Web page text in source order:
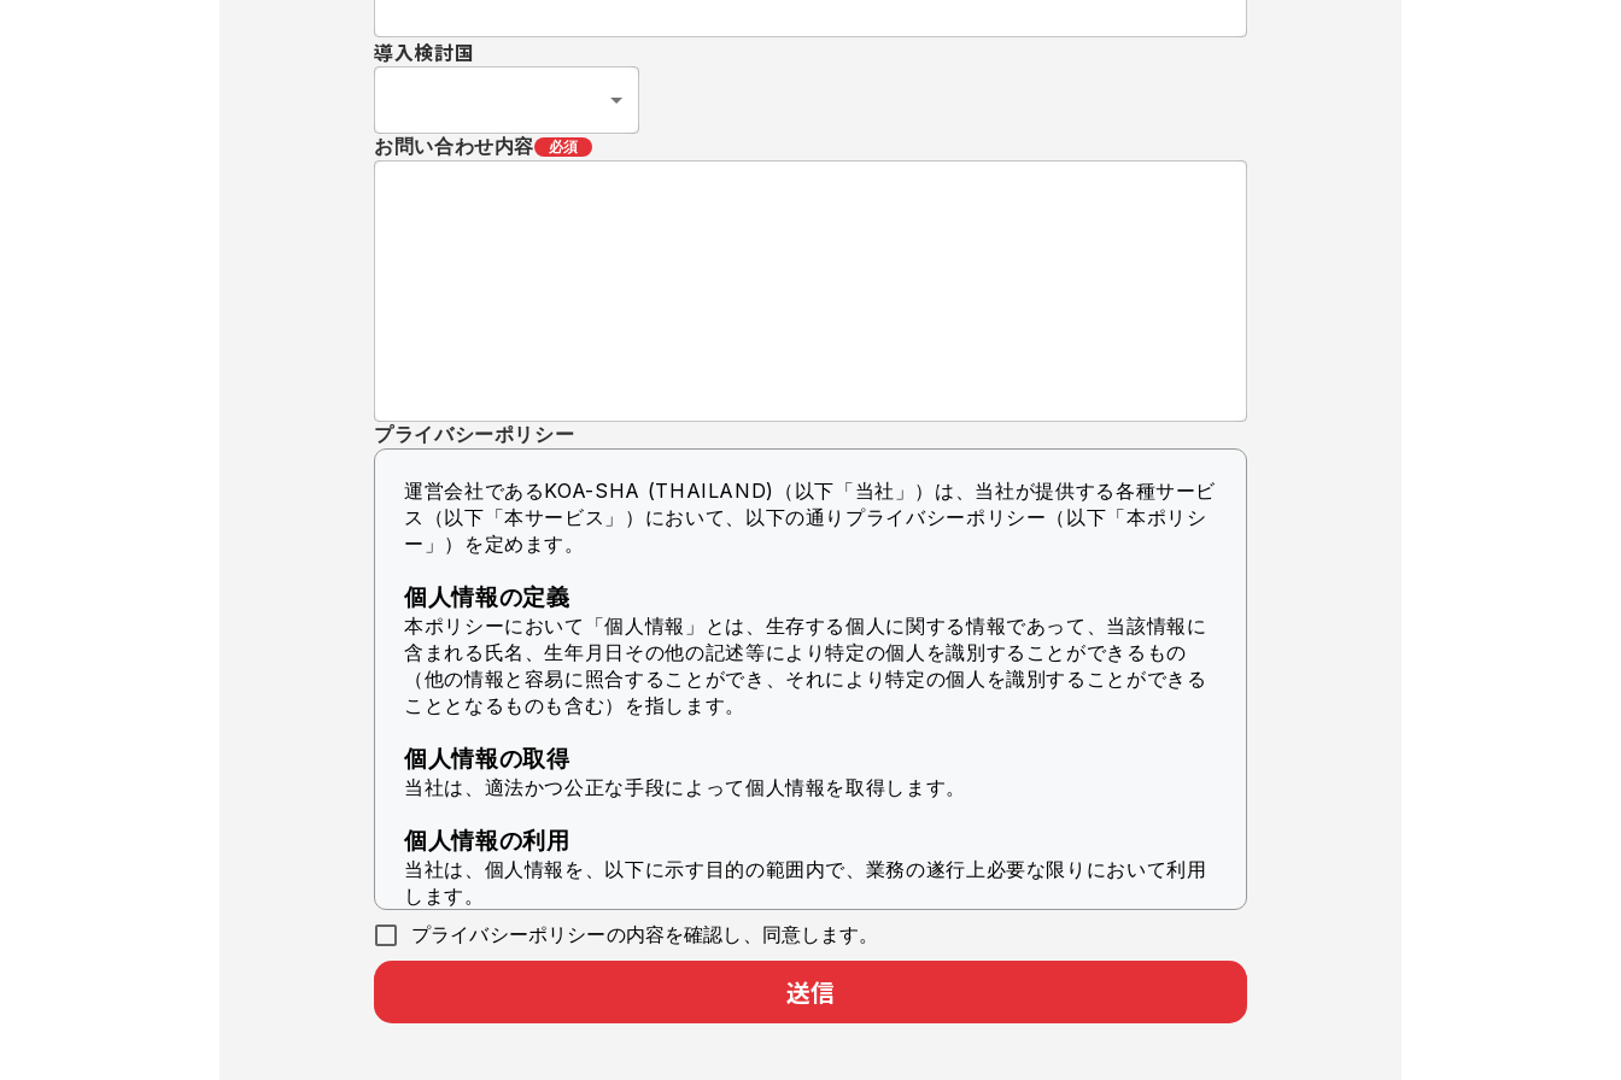
導入検討国
お問い合わせ内容 必須
プライバシーポリシー
運営会社であるKOA-SHA (THAILAND)（以下「当社」） は、当社が提供する各種サービ
ス（以下「本サービス」）において、以下の通りプライバシーポリシー（以下「本ポリシ
ー」）を定めます。
個人情報の定義
本ポリシーにおいて「個人情報」とは、生存する個人に関する情報であって、当該情報に
含まれる氏名、生年月日その他の記述等により特定の個人を識別することができるもの
（他の情報と容易に照合することができ、それにより特定の個人を識別することができる
こととなるものも含む）を指します。
個人情報の取得
当社は、適法かつ公正な手段によって個人情報を取得します。
個人情報の利用
当社は、個人情報を、以下に示す目的の範囲内で、業務の遂行上必要な限りにおいて利用
します。
本サービスのユーザ個人に対して最適化された情報を配信するため
統計的分析により本サービスの品質向上に役立てるため
本サービスに対するお問い合わせへの対応のため
プライバシーポリシーの内容を確認し、同意します。
送信